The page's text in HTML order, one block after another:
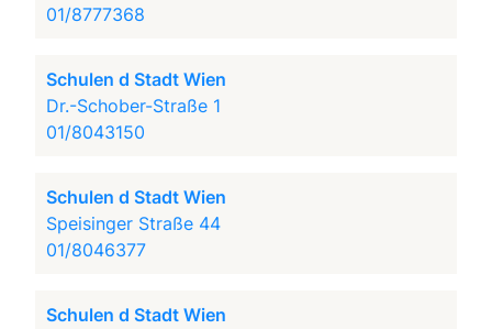
01/8777368
Schulen d Stadt Wien
Dr.-Schober-Straße 1
01/8043150
Schulen d Stadt Wien
Speisinger Straße 44
01/8046377
Schulen d Stadt Wien